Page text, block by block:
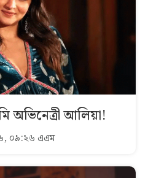
অভিনেত্রী আলিয়া!
০৯:২৬ এএম